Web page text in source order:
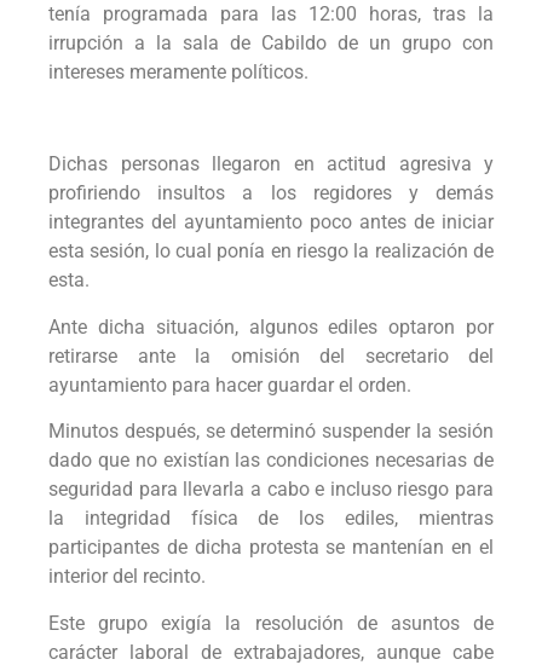
tenía programada para las 12:00 horas, tras la
irrupción a la sala de Cabildo de un grupo con
intereses meramente políticos.
Dichas personas llegaron en actitud agresiva y
profiriendo insultos a los regidores y demás
integrantes del ayuntamiento poco antes de iniciar
esta sesión, lo cual ponía en riesgo la realización de
esta.
Ante dicha situación, algunos ediles optaron por
retirarse ante la omisión del secretario del
ayuntamiento para hacer guardar el orden.
Minutos después, se determinó suspender la sesión
dado que no existían las condiciones necesarias de
seguridad para llevarla a cabo e incluso riesgo para
la integridad física de los ediles, mientras
participantes de dicha protesta se mantenían en el
interior del recinto.
Este grupo exigía la resolución de asuntos de
carácter laboral de extrabajadores, aunque cabe